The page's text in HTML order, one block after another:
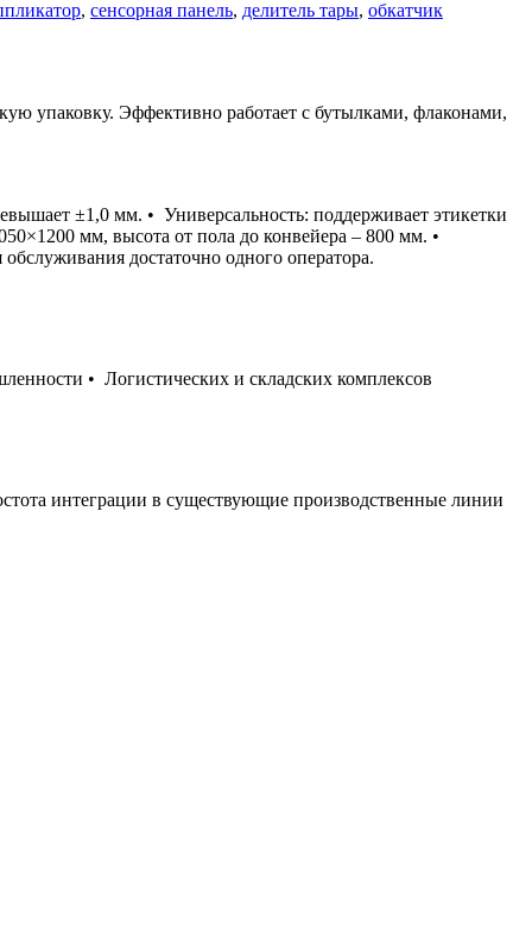
, сенсорная панель, делитель тары, обкатчик
упаковку. Эффективно работает с бутылками, флаконами,
±1,0 мм. • Универсальность: поддерживает этикетки
мм, высота от пола до конвейера – 800 мм. •
достаточно одного оператора.
• Логистических и складских комплексов
интеграции в существующие производственные линии